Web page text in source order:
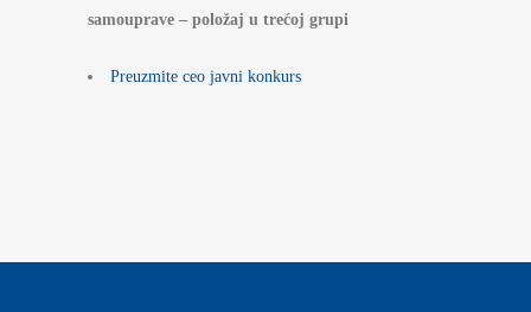
samouprave – položaj u trećoj grupi
Preuzmite ceo javni konkurs